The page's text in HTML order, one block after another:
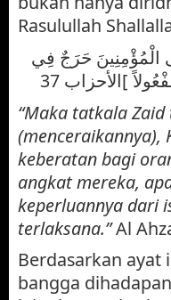
Rasulullah
الْمُؤْمِنِينَ حَرَجٌ فِي
]الأحزاب 37
“Maka tatkala
(menceraikannya),
keberatan bagi
angkat mereka,
keperluannya dari
terlaksana.”Al
Berdasarkan ayat
bangga